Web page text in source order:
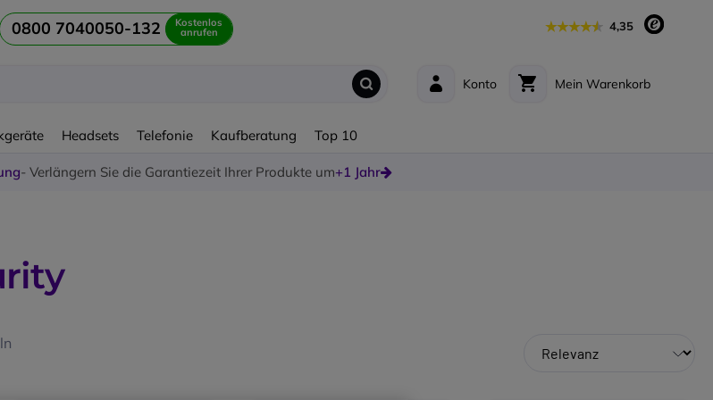
0800 7040050-132 Kostenlos
anrufen 4,35
Konto Mein Warenkorb
Headsets Telefonie Kaufberatung Top 10
- Verlängern Sie die Garantiezeit Ihrer Produkte um+1 Jahr